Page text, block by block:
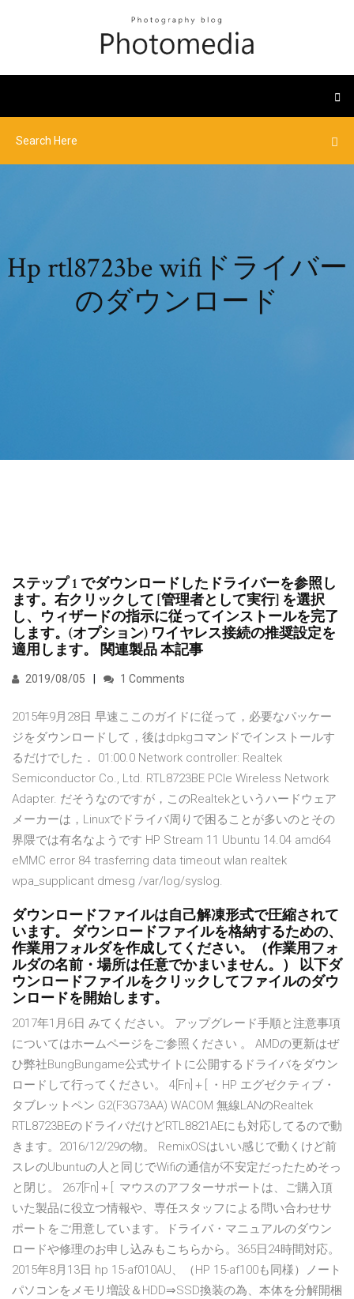
Hp rtl8723be wifiドライバー
のダウンロード
ステップ 1 でダウンロードしたドライバーを参照し
ます。右クリックして [管理者として実行] を選択
し、ウィザードの指示に従ってインストールを完了
します。(オプション) ワイヤレス接続の推奨設定を
適用します。 関連製品 本記事
2019/08/05 1 Comments
2015年9月28日 早速ここのガイドに従って，必要なパッケー
ジをダウンロードして，後はdpkgコマンドでインストールす
るだけでした． 01:00.0 Network controller: Realtek
Semiconductor Co., Ltd. RTL8723BE PCIe Wireless Network
Adapter. だそうなのですが，このRealtekというハードウェア
メーカーは，Linuxでドライバ周りで困ることが多いのとその
界隈では有名なようです HP Stream 11 Ubuntu 14.04 amd64
eMMC error 84 trasferring data timeout wlan realtek
wpa_supplicant dmesg /var/log/syslog.
ダウンロードファイルは自己解凍形式で圧縮されて
います。 ダウンロードファイルを格納するための、
作業用フォルダを作成してください。（作業用フォ
ルダの名前・場所は任意でかまいません。） 以下ダ
ウンロードファイルをクリックしてファイルのダウ
ンロードを開始します。
2017年1月6日 みてください。 アップグレード手順と注意事項
についてはホームページをご参照ください 。 AMDの更新はぜ
ひ弊社BungBungame公式サイトに公開するドライバをダウン
ロードして行ってください。 4[Fn]＋[ ・HP エグゼクティブ・
タブレットペン G2(F3G73AA) WACOM 無線LANのRealtek
RTL8723BEのドライバだけどRTL8821AEにも対応してるので動
きます。2016/12/29の物。 RemixOSはいい感じで動くけど前
スレのUbuntuの人と同じでWifiの通信が不安定だったためそっ
と閉じ。 267[Fn]＋[ マウスのアフターサポートは、ご購入頂
いた製品に役立つ情報や、専任スタッフによる問い合わせサ
ポートをご用意しています。ドライバ・マニュアルのダウン
ロードや修理のお申し込みもこちらから。365日24時間対応。
2015年8月13日 hp 15-af010AU、（HP 15-af100も同様）ノート
パソコンをメモリ増設＆HDD⇒SSD換装の為、本体を分解開梱